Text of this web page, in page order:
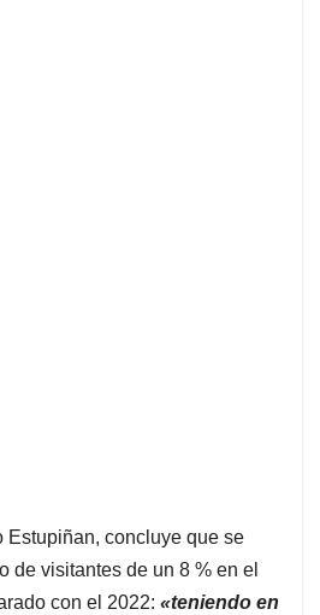
Estupiñan, concluye que se
de visitantes de un 8 % en el
con el 2022: «teniendo en